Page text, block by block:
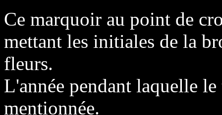
Ce marquoir au point de
mettant les initiales de la
fleurs.
L'année pendant laquelle
mentionnée.